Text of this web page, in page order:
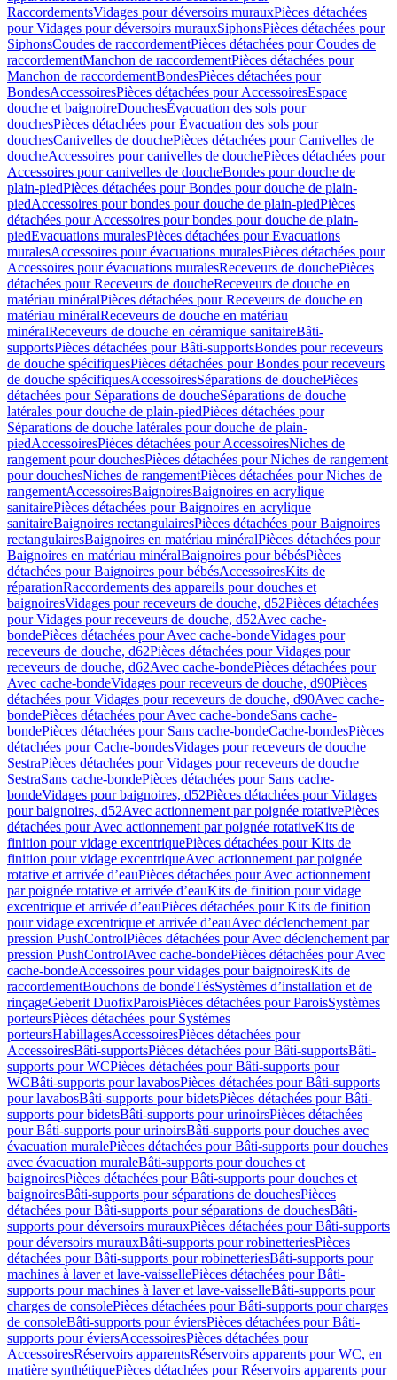
RaccordementsVidages pour déversoirs murauxPièces détachées
pour Vidages pour déversoirs murauxSiphonsPièces détachées pour
SiphonsCoudes de raccordementPièces détachées pour Coudes de
raccordementManchon de raccordementPièces détachées pour
Manchon de raccordementBondesPièces détachées pour
BondesAccessoiresPièces détachées pour AccessoiresEspace
douche et baignoireDouchesÉvacuation des sols pour
douchesPièces détachées pour Évacuation des sols pour
douchesCanivelles de douchePièces détachées pour Canivelles de
doucheAccessoires pour canivelles de douchePièces détachées pour
Accessoires pour canivelles de doucheBondes pour douche de
plain-piedPièces détachées pour Bondes pour douche de plain-
piedAccessoires pour bondes pour douche de plain-piedPièces
détachées pour Accessoires pour bondes pour douche de plain-
piedEvacuations muralesPièces détachées pour Evacuations
muralesAccessoires pour évacuations muralesPièces détachées pour
Accessoires pour évacuations muralesReceveurs de douchePièces
détachées pour Receveurs de doucheReceveurs de douche en
matériau minéralPièces détachées pour Receveurs de douche en
matériau minéralReceveurs de douche en matériau
minéralReceveurs de douche en céramique sanitaireBâti-
supportsPièces détachées pour Bâti-supportsBondes pour receveurs
de douche spécifiquesPièces détachées pour Bondes pour receveurs
de douche spécifiquesAccessoiresSéparations de douchePièces
détachées pour Séparations de doucheSéparations de douche
latérales pour douche de plain-piedPièces détachées pour
Séparations de douche latérales pour douche de plain-
piedAccessoiresPièces détachées pour AccessoiresNiches de
rangement pour douchesPièces détachées pour Niches de rangement
pour douchesNiches de rangementPièces détachées pour Niches de
rangementAccessoiresBaignoiresBaignoires en acrylique
sanitairePièces détachées pour Baignoires en acrylique
sanitaireBaignoires rectangulairesPièces détachées pour Baignoires
rectangulairesBaignoires en matériau minéralPièces détachées pour
Baignoires en matériau minéralBaignoires pour bébésPièces
détachées pour Baignoires pour bébésAccessoiresKits de
réparationRaccordements des appareils pour douches et
baignoiresVidages pour receveurs de douche, d52Pièces détachées
pour Vidages pour receveurs de douche, d52Avec cache-
bondePièces détachées pour Avec cache-bondeVidages pour
receveurs de douche, d62Pièces détachées pour Vidages pour
receveurs de douche, d62Avec cache-bondePièces détachées pour
Avec cache-bondeVidages pour receveurs de douche, d90Pièces
détachées pour Vidages pour receveurs de douche, d90Avec cache-
bondePièces détachées pour Avec cache-bondeSans cache-
bondePièces détachées pour Sans cache-bondeCache-bondesPièces
détachées pour Cache-bondesVidages pour receveurs de douche
SestraPièces détachées pour Vidages pour receveurs de douche
SestraSans cache-bondePièces détachées pour Sans cache-
bondeVidages pour baignoires, d52Pièces détachées pour Vidages
pour baignoires, d52Avec actionnement par poignée rotativePièces
détachées pour Avec actionnement par poignée rotativeKits de
finition pour vidage excentriquePièces détachées pour Kits de
finition pour vidage excentriqueAvec actionnement par poignée
rotative et arrivée d’eauPièces détachées pour Avec actionnement
par poignée rotative et arrivée d’eauKits de finition pour vidage
excentrique et arrivée d’eauPièces détachées pour Kits de finition
pour vidage excentrique et arrivée d’eauAvec déclenchement par
pression PushControlPièces détachées pour Avec déclenchement par
pression PushControlAvec cache-bondePièces détachées pour Avec
cache-bondeAccessoires pour vidages pour baignoiresKits de
raccordementBouchons de bondeTésSystèmes d’installation et de
rinçageGeberit DuofixParoisPièces détachées pour ParoisSystèmes
porteursPièces détachées pour Systèmes
porteursHabillagesAccessoiresPièces détachées pour
AccessoiresBâti-supportsPièces détachées pour Bâti-supportsBâti-
supports pour WCPièces détachées pour Bâti-supports pour
WCBâti-supports pour lavabosPièces détachées pour Bâti-supports
pour lavabosBâti-supports pour bidetsPièces détachées pour Bâti-
supports pour bidetsBâti-supports pour urinoirsPièces détachées
pour Bâti-supports pour urinoirsBâti-supports pour douches avec
évacuation muralePièces détachées pour Bâti-supports pour douches
avec évacuation muraleBâti-supports pour douches et
baignoiresPièces détachées pour Bâti-supports pour douches et
baignoiresBâti-supports pour séparations de douchesPièces
détachées pour Bâti-supports pour séparations de douchesBâti-
supports pour déversoirs murauxPièces détachées pour Bâti-supports
pour déversoirs murauxBâti-supports pour robinetteriesPièces
détachées pour Bâti-supports pour robinetteriesBâti-supports pour
machines à laver et lave-vaissellePièces détachées pour Bâti-
supports pour machines à laver et lave-vaisselleBâti-supports pour
charges de consolePièces détachées pour Bâti-supports pour charges
de consoleBâti-supports pour éviersPièces détachées pour Bâti-
supports pour éviersAccessoiresPièces détachées pour
AccessoiresRéservoirs apparentsRéservoirs apparents pour WC, en
matière synthétiquePièces détachées pour Réservoirs apparents pour